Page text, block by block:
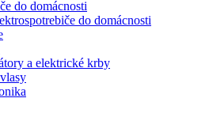
do domácnosti
do domácnosti
a elektrické krby